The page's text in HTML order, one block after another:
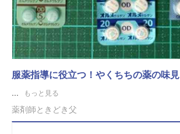
服薬指導に役立つ！やくちちの薬の味見
もっと見る
薬剤師ときどき父